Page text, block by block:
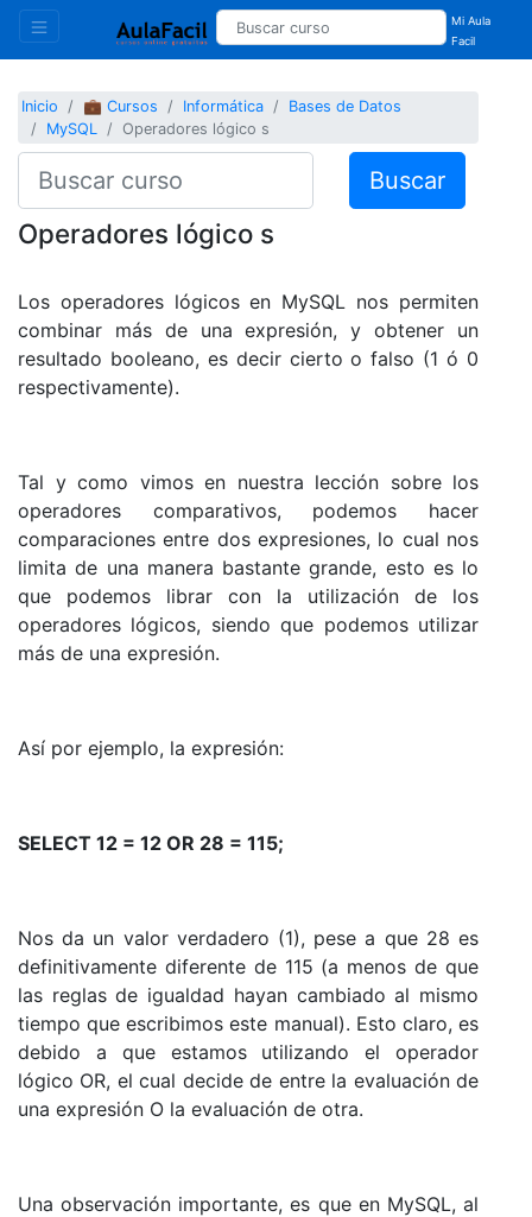
Mi Aula
Facil
Inicio 💼 Cursos Informática
Bases de Datos
MySQL
Operadores lógico s
Buscar
Operadores lógico s
Los operadores lógicos en MySQL nos permiten
combinar más de una expresión, y obtener un
resultado booleano, es decir cierto o falso (1 ó 0
respectivamente).
Tal y como vimos en nuestra lección sobre los
operadores comparativos, podemos hacer
comparaciones entre dos expresiones, lo cual nos
limita de una manera bastante grande, esto es lo
que podemos librar con la utilización de los
operadores lógicos, siendo que podemos utilizar
más de una expresión.
Así por ejemplo, la expresión:
SELECT 12 = 12 OR 28 = 115;
Nos da un valor verdadero (1), pese a que 28 es
definitivamente diferente de 115 (a menos de que
las reglas de igualdad hayan cambiado al mismo
tiempo que escribimos este manual). Esto claro, es
debido a que estamos utilizando el operador
lógico OR, el cual decide de entre la evaluación de
una expresión O la evaluación de otra.
Una observación importante, es que en MySQL, al